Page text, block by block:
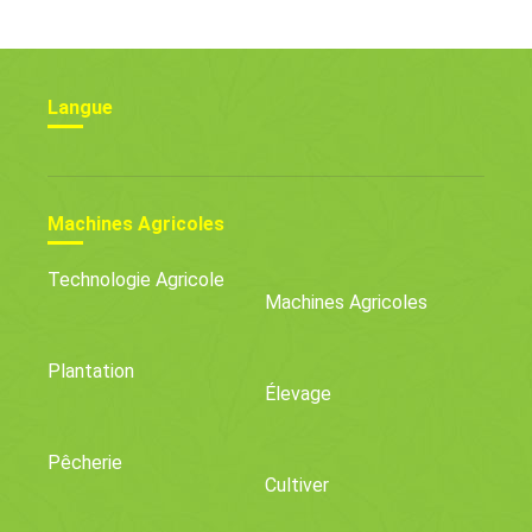
Langue
Machines Agricoles
Technologie Agricole
Machines Agricoles
Plantation
Élevage
Pêcherie
Cultiver